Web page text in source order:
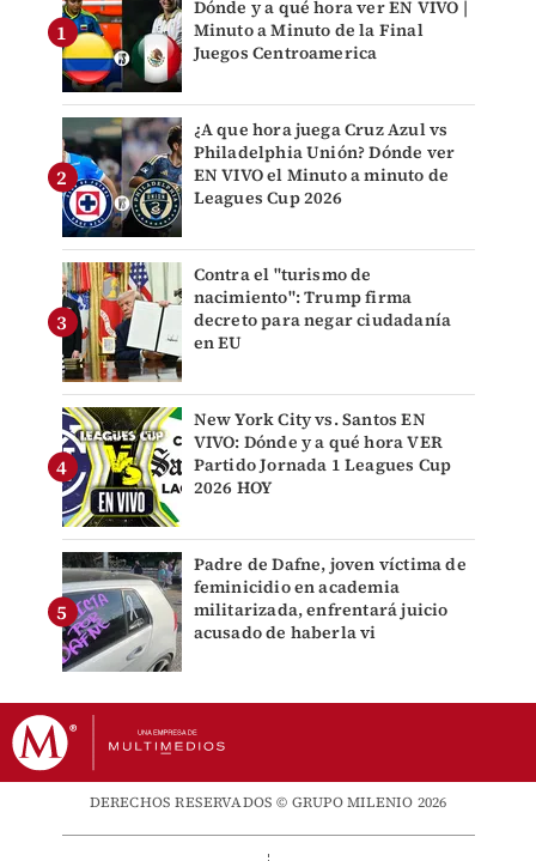
Dónde y a qué hora ver EN VIVO |
Minuto a Minuto de la Final
Juegos Centroamerica
¿A que hora juega Cruz Azul vs
Philadelphia Unión? Dónde ver
EN VIVO el Minuto a minuto de
Leagues Cup 2026
Contra el "turismo de
nacimiento": Trump firma
decreto para negar ciudadanía
en EU
New York City vs. Santos EN
VIVO: Dónde y a qué hora VER
Partido Jornada 1 Leagues Cup
2026 HOY
Padre de Dafne, joven víctima de
feminicidio en academia
militarizada, enfrentará juicio
acusado de haberla vi
DERECHOS RESERVADOS © GRUPO MILENIO 2026